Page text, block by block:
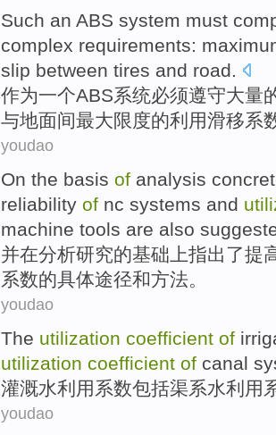
Such an ABS system must
complex requirements:
slip between tires and road.
作为一个ABS系统必须遵守大量
与地面间最大限度的利用滑移系
youdao
On the basis of analysis
reliability of nc systems and
machine tools are also
并在分析研究的基础上指出了提
系数的具体途径和方法。
youdao
The utilization coefficient of
utilization coefficient of canal
灌溉水利用 系数包括渠系水利用
youdao